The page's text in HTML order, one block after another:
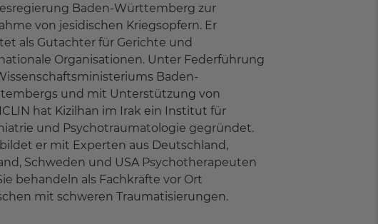
Baden-Württemberg zur
von jesidischen Kriegsopfern. Er
als Gutachter für Gerichte und
Organisationen. Unter Federführung
Baden-
und mit Unterstützung von
hat Kizilhan im Irak ein Institut für
und Psychotraumatologie gegründet.
er mit Experten aus Deutschland,
Schweden und USA Psychotherapeuten
behandeln als Fachkräfte vor Ort
mit schweren Traumatisierungen.